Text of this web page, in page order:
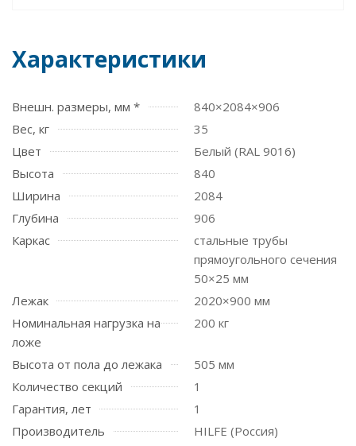
Характеристики
Внешн. размеры, мм *
840×2084×906
Вес, кг
35
Цвет
Белый (RAL 9016)
Высота
840
Ширина
2084
Глубина
906
Каркас
стальные трубы
прямоугольного сечения
50×25 мм
Лежак
2020×900 мм
Номинальная нагрузка на
ложе
200 кг
Высота от пола до лежака
505 мм
Количество секций
1
Гарантия, лет
1
Производитель
HILFE (Россия)